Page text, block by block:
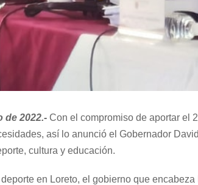
de 2022.- Con el compromiso de aportar el
así lo anunció el Gobernador
cultura y educación.
en Loreto, el gobierno que